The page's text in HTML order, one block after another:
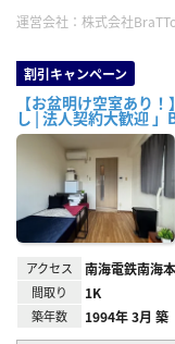
運営会社： 株式会社
割引キャンペーン
【お盆明け空室あり
し | 法人契約大歓迎
アクセス 南海電鉄南海
間取り 1K
築年数 1994年 3月 築